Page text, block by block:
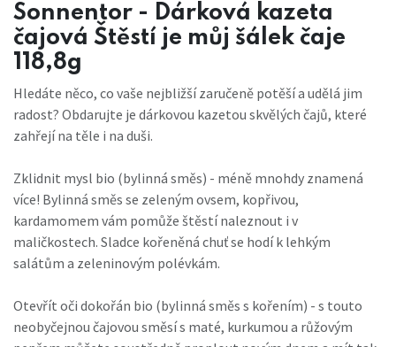
Sonnentor - Dárková kazeta
čajová Štěstí je můj šálek čaje
118,8g
Hledáte něco, co vaše nejbližší zaručeně potěší a udělá jim
radost? Obdarujte je dárkovou kazetou skvělých čajů, které
zahřejí na těle i na duši.
Zklidnit mysl bio (bylinná směs) - méně mnohdy znamená
více! Bylinná směs se zeleným ovsem, kopřivou,
kardamomem vám pomůže štěstí naleznout i v
maličkostech. Sladce kořeněná chuť se hodí k lehkým
salátům a zeleninovým polévkám.
Otevřít oči dokořán bio (bylinná směs s kořením) - s touto
neobyčejnou čajovou směsí s maté, kurkumou a růžovým